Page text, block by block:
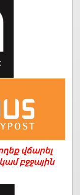
վճարել
բջջային